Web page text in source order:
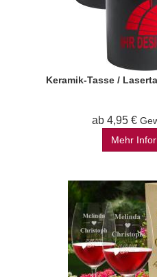
Keramik-Tasse /
ab 4,95 €
Mehr